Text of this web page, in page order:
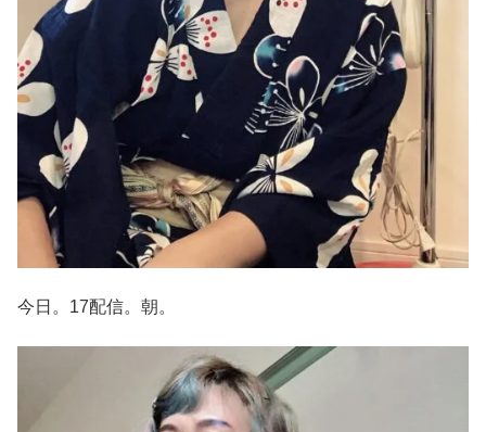
今日。17配信。朝。